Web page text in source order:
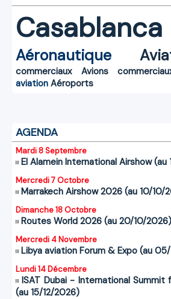
Casablanca
Aéronautique
commerciaux
Avions
aviation Aéroports
AGENDA
Mardi 8 Septembre
El Alamein International Airshow
Mercredi 7 Octobre
Marrakech Airshow 2026 (au 10/10/
Dimanche 18 Octobre
Routes World 2026 (au 20/10/2026)
Mercredi 4 Novembre
Libya aviation Forum & Expo (au
Lundi 14 Décembre
ISAT Dubai - International Summit
(au 15/12/2026)